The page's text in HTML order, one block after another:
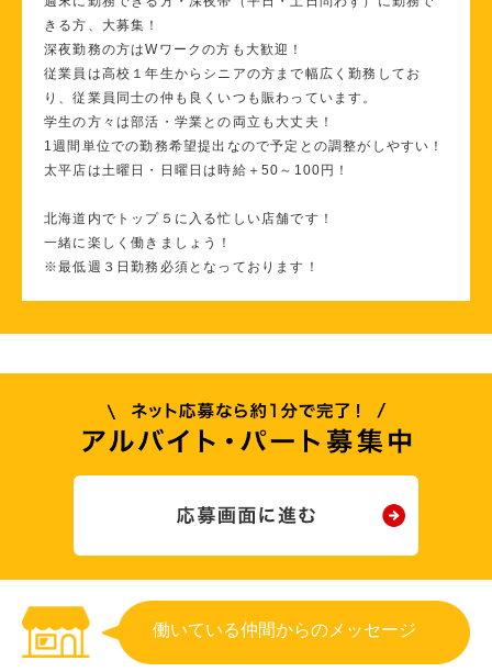
きる方、大募集！
深夜勤務の方はWワークの方も大歓迎！
従業員は高校１年生からシニアの方まで幅広く勤務してお
り、従業員同士の仲も良くいつも賑わっています。
学生の方々は部活・学業との両立も大丈夫！
1週間単位での勤務希望提出なので予定との調整がしやすい！
太平店は土曜日・日曜日は時給＋50～100円！
北海道内でトップ５に入る忙しい店舗です！
一緒に楽しく働きましょう！
※最低週３日勤務必須となっております！
働いている仲間からのメッセージ